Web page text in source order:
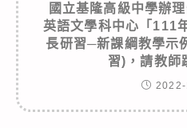
國立基隆高級中學辦
英語文學科中心「111
長研習─新課綱教學示
習)，請教師